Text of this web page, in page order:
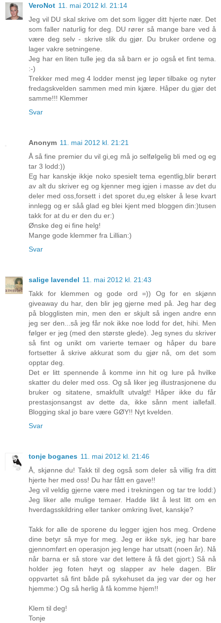
VeroNot 11. mai 2012 kl. 21:14
Jeg vil DU skal skrive om det som ligger ditt hjerte nær. Det
som faller naturlig for deg. DU rører så mange bare ved å
være deg selv - skrive slik du gjør. Du bruker ordene og
lager vakre setningene.
Jeg har en liten tulle jeg da så barn er jo også et fint tema.
:-)
Trekker med meg 4 lodder menst jeg løper tilbake og nyter
fredagskvelden sammen med min kjære. Håper du gjør det
samme!!! Klemmer
Svar
Anonym 11. mai 2012 kl. 21:21
Å så fine premier du vil gi,eg må jo selfølgelig bli med og eg
tar 3 lodd:))
Eg har kanskje ikkje noko spesielt tema egentlig,blir berørt
av alt du skriver eg og kjenner meg igjen i masse av det du
deler med oss,forsett i det sporet du,eg elsker å lese kvart
innlegg og er såå glad eg blei kjent med bloggen din:)tusen
takk for at du er den du er:)
Ønske deg ei fine helg!
Mange gode klemmer fra Lillian:)
Svar
salige lavendel 11. mai 2012 kl. 21:43
Takk for klemmen og gode ord =)) Og for en skjønn
giveaway du har, den blir jeg gjerne med på. Jeg har deg
på blogglisten min, men den er skjult så ingen andre enn
jeg ser den...så jeg får nok ikke noe lodd for det, hihi. Men
følger er jeg (med den største glede). Jeg synes du skriver
så fint og unikt om varierte temaer og håper du bare
fortsetter å skrive akkurat som du gjør nå, om det som
opptar deg.
Det er litt spennende å komme inn hit og lure på hvilke
skatter du deler med oss. Og så liker jeg illustrasjonene du
bruker og sitatene, smakfullt utvalgt! Håper ikke du får
prestasjonsangst av dette da, ikke sånn ment iallefall.
Blogging skal jo bare være GØY!! Nyt kvelden.
Svar
tonje boganes 11. mai 2012 kl. 21:46
Å, skjønne du! Takk til deg også som deler så villig fra ditt
hjerte her med oss! Du har fått en gave!!
Jeg vil veldig gjerne være med i trekningen og tar tre lodd:)
Jeg liker alle mulige temaer. Hadde likt å lest litt om en
hverdagsskildring eller tanker omkring livet, kanskje?
Takk for alle de sporene du legger igjen hos meg. Ordene
dine betyr så mye for meg. Jeg er ikke syk, jeg har bare
gjennomført en operasjon jeg lenge har utsatt (noen år). Nå
når barna er så store var det lettere å få det gjort:) Så nå
holder jeg foten høyt og slapper av hele dagen. Blir
oppvartet så fint både på sykehuset da jeg var der og her
hjemme:) Og så herlig å få komme hjem!!
Klem til deg!
Tonje